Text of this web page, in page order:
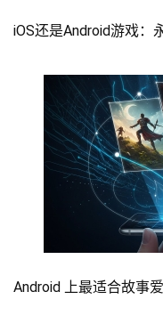
iOS还是Android游戏：
Android 上最适合故事